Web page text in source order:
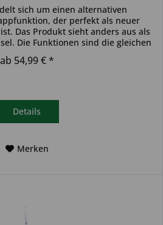
sich um einen alternativen
der perfekt als neuer
Das Produkt sieht anders aus als
Die Funktionen sind die gleichen
und der...
ab 54,99 € *
Details
Merken